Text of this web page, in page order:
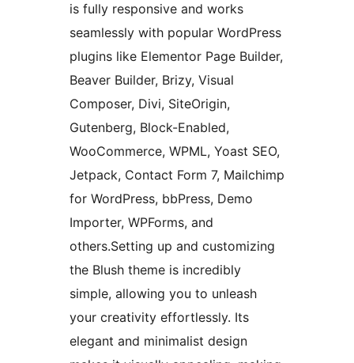
is fully responsive and works
seamlessly with popular WordPress
plugins like Elementor Page Builder,
Beaver Builder, Brizy, Visual
Composer, Divi, SiteOrigin,
Gutenberg, Block-Enabled,
WooCommerce, WPML, Yoast SEO,
Jetpack, Contact Form 7, Mailchimp
for WordPress, bbPress, Demo
Importer, WPForms, and
others.Setting up and customizing
the Blush theme is incredibly
simple, allowing you to unleash
your creativity effortlessly. Its
elegant and minimalist design